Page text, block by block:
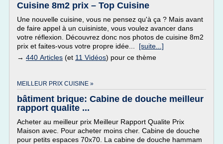
Cuisine 8m2 prix – Top Cuisine
Une nouvelle cuisine, vous ne pensez qu'à ça ? Mais avant
de faire appel à un cuisiniste, vous voulez avancer dans
votre réflexion. Découvrez donc nos photos de cuisine 8m2
prix et faites-vous votre propre idée... [suite...]
→ 440 Articles (et 11 Vidéos) pour ce thème
MEILLEUR PRIX CUISINE »
bâtiment brique: Cabine de douche meilleur
rapport qualite ...
Acheter au meilleur prix Meilleur Rapport Qualite Prix
Maison avec. Pour acheter moins cher. Cabine de douche
pour petits espaces 70x70. La cabine de douche hammam